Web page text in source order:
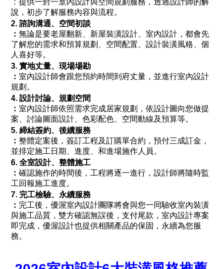
說，初步了解服務內容與流程。
2. 諮詢溝通、空間初談
：無論是要老屋翻新、新屋裝潢設計、室內設計，都會先
了解您的需求和預算規劃、空間配置、設計裝潢風格、個
人喜好等。
3. 實地丈量、現場場勘
：室內設計師會跟您預約時間到府丈量，並進行室內設計
規劃。
4. 設計討論、規劃空間
：室內設計師依照需求完成居家規劃，依設計圖向您做提
案、討論圖面設計、色彩配色、空間動線及預算等。
5. 締結簽約、後續服務
：整體定案後，簽訂工程及訂購單合約，預付三成訂金，
並排定施工日期、進度、和進場施作人員。
6. 全室設計、整體施工
：確認施作的時間後，工程將逐一進行，設計師將隨時監
工回報施工進度。
7. 完工檢驗、永續服務
： 完工後，優渥室內設計團隊將會與您一同驗收室內裝潢
與施工品質，雙方確認無誤後，支付尾款，室內設計專案
即完成，優渥設計也提供相關產品的保固，永續為您服
務。